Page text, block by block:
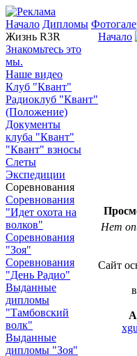
Начало Дипломы
Жизнь R3R
Знакомьтесь это
мы.
Наше видео
Клуб "Квант"
Радиоклуб "Квант"
(Положение)
Документы
клуба "Квант"
"Квант" взносы
Слеты
Экспедиции
Соревнования
Соревнования
"Идет охота на
волков"
Соревнования
"Зоя"
Соревнования
"День Радио"
Выданные
дипломы
"Тамбовский
волк"
Выданные
дипломы "Зоя"
Начало
Нет
Сайт